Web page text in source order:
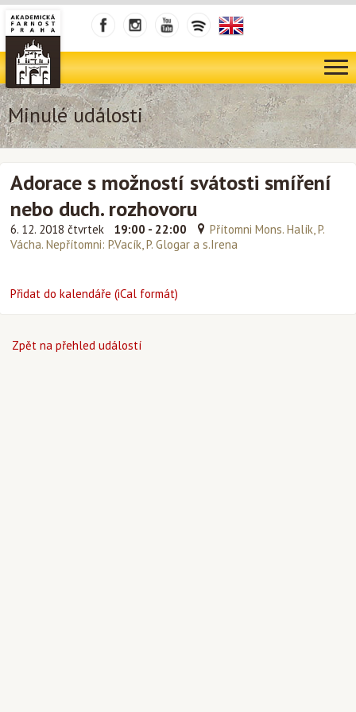
Minulé události
Adorace s možností svátosti smíření
nebo duch. rozhovoru
6. 12. 2018 čtvrtek 19:00 - 22:00
Přítomni Mons. Halík, P.
Vácha. Nepřítomni: P.Vacík, P. Glogar a s.Irena
Přidat do kalendáře (iCal formát)
Zpět na přehled událostí